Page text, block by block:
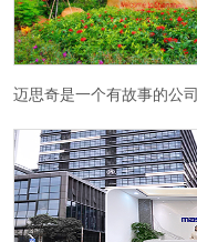
迈思奇是一个有故事的公司